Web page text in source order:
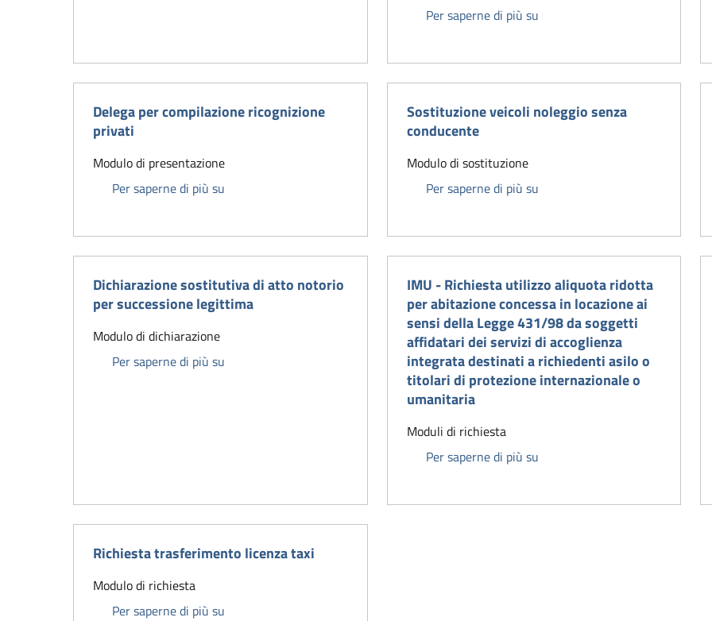
Per saperne di più suRelazione tecnico descrittiva di
Delega per compilazione ricognizione
privati
Modulo di presentazione
Per saperne di più su Delega per compilazione ricognizione privati
Sostituzione veicoli noleggio senza
conducente
Modulo di sostituzione
Per saperne di più suSostituzione veicoli noleggio
Dichiarazione sostitutiva di atto notorio
per successione legittima
Modulo di dichiarazione
Per saperne di più su Dichiarazione sostitutiva di atto notorio per successione legittima
IMU - Richiesta utilizzo aliquota ridotta
per abitazione concessa in locazione ai
sensi della Legge 431/98 da soggetti
affidatari dei servizi di accoglienza
integrata destinati a richiedenti asilo o
titolari di protezione internazionale o
umanitaria
Moduli di richiesta
Per saperne di più suIMU - Richiesta utilizzo
Richiesta trasferimento licenza taxi
Modulo di richiesta
Per saperne di più su